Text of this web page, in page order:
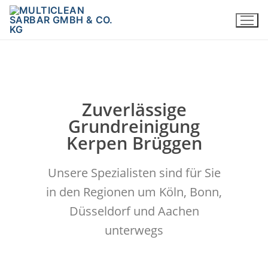
Zuverlässige
Grundreinigung
Kerpen Brüggen
Unsere Spezialisten sind für Sie
in den Regionen um Köln, Bonn,
Düsseldorf und Aachen
unterwegs